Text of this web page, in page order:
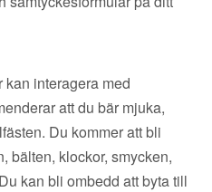
kan interagera med
att du bär mjuka,
Du kommer att bli
bälten, klockor, smycken,
kan bli ombedd att byta till